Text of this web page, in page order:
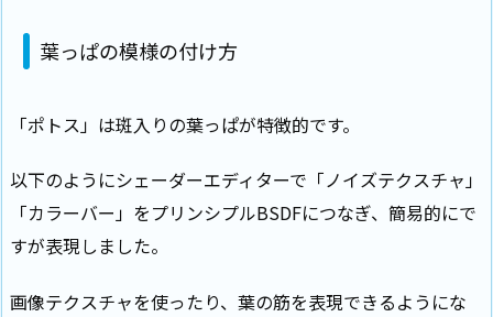
葉っぱの模様の付け方
「ポトス」は斑入りの葉っぱが特徴的です。
以下のようにシェーダーエディターで「ノイズテクスチャ」
「カラーバー」をプリンシプルBSDFにつなぎ、簡易的にで
すが表現しました。
画像テクスチャを使ったり、葉の筋を表現できるようにな